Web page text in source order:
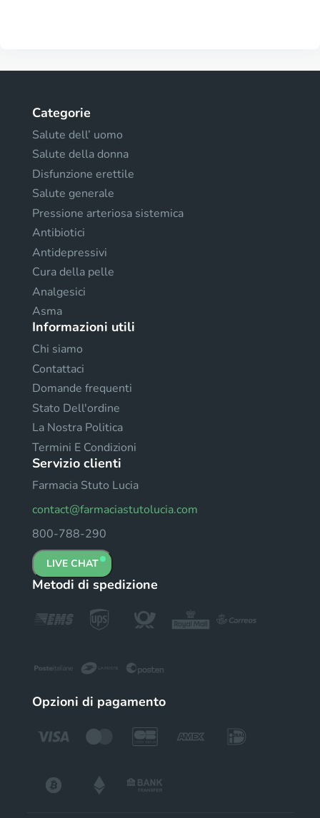
Categorie
Salute dell’ uomo
Salute della donna
Disfunzione erettile
Salute generale
Pressione arteriosa sistemica
Antibiotici
Antidepressivi
Cura della pelle
Analgesici
Asma
Informazioni utili
Chi siamo
Contattaci
Domande frequenti
Stato Dell'ordine
La Nostra Politica
Termini E Condizioni
Servizio clienti
Farmacia Stuto Lucia
contact@farmaciastutolucia.com
800-788-290
LIVE CHAT
Metodi di spedizione
Opzioni di pagamento